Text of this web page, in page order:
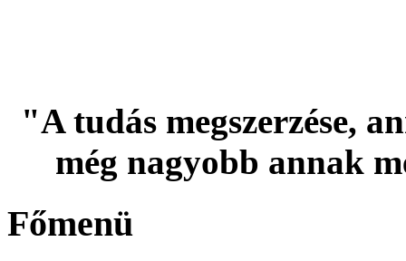
"A tudás megszerzése,
még nagyobb annak
Főmenü